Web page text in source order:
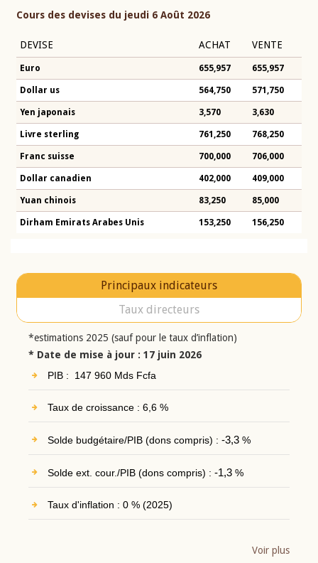
Cours des devises du jeudi 6 Août 2026
DEVISE ACHAT VENTE
Euro 655,957 655,957
Dollar us 564,750 571,750
Yen japonais 3,570 3,630
Livre sterling 761,250 768,250
Franc suisse 700,000 706,000
Dollar canadien 402,000 409,000
Yuan chinois 83,250 85,000
Dirham Emirats Arabes Unis 153,250 156,250
Principaux indicateurs
Taux directeurs
*estimations 2025 (sauf pour le taux d’inflation)
* Date de mise à jour : 17 juin 2026
PIB : 147 960 Mds Fcfa
Taux de croissance : 6,6 %
Solde budgétaire/PIB (dons compris) : -3,3%
Solde ext. cour./PIB (dons compris) : -1,3%
Taux d'inflation : 0 % (2025)
Voir plus